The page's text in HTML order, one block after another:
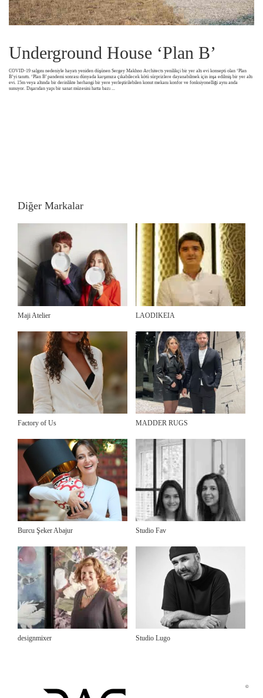
Underground House ‘Plan B’
COVID-19 salgını nedeniyle hayatı yeniden düşünen Sergey Makhno Architects yenilikçi bir yer altı evi konsepti olan ‘Plan
B’yi tanıttı. ‘Plan B’ pandemi sonrası dünyada karşımıza çıkabilecek kötü sürprizlere dayanabilmek için inşa edilmiş bir yer altı
evi. 15m veya altında bir derinlikte herhangi bir yere yerleştirilebilen konut mekanı konfor ve fonksiyonelliği aynı anda
sunuyor. Dışarıdan yapı bir sanat müzesini hatta bazı ...
Diğer Markalar
Maji Atelier LAODIKEIA
Factory of Us MADDER RUGS
Burcu Şeker Abajur Studio Fav
designmixer Studio Lugo
©